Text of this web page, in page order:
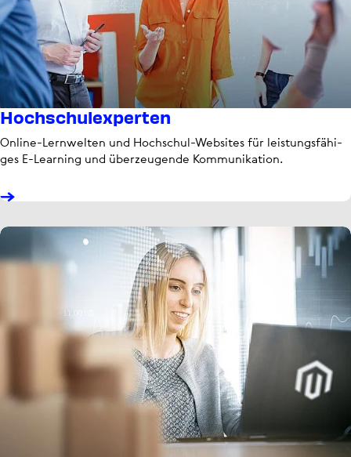
Hoch­schul­ex­perten
Online-Lern­wel­ten und Hochschul-Websites für leis­tungs­fä­hi­
ges E-Learning und über­zeu­gende Kom­mu­ni­ka­tion.